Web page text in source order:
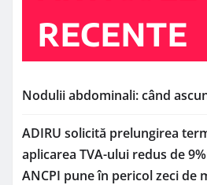
RECENTE
Nodulii abdominali: când
ADIRU solicită prelungirea
aplicarea TVA-ului redus de
ANCPI pune în pericol zeci de